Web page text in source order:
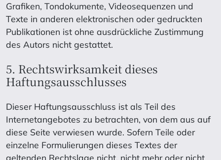
Grafiken, Tondokumente, Videosequenzen und
Texte in anderen elektronischen oder gedruckten
Publikationen ist ohne ausdrückliche Zustimmung
des Autors nicht gestattet.
5. Rechtswirksamkeit dieses
Haftungsausschlusses
Dieser Haftungsausschluss ist als Teil des
Internetangebotes zu betrachten, von dem aus auf
diese Seite verwiesen wurde. Sofern Teile oder
einzelne Formulierungen dieses Textes der
geltenden Rechtslage nicht, nicht mehr oder nicht